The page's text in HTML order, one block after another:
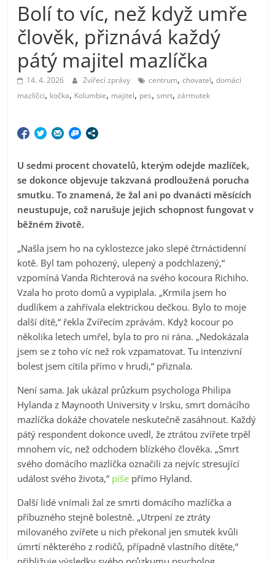
Bolí to víc, než když umře
člověk, přiznává každý
pátý majitel mazlíčka
14. 4. 2026 Zvířecí zprávy centrum,chovatel,domácí
mazlíčci, kočka, Kolumbie, majitel, pes,smrt,zármutek
U sedmi procent chovatelů, kterým odejde mazlíček,
se dokonce objevuje takzvaná prodloužená porucha
smutku. To znamená, že žal ani po dvanácti měsících
neustupuje, což narušuje jejich schopnost fungovat v
běžném životě.
„Našla jsem ho na cyklostezce jako slepé čtrnáctidenní
kotě. Byl tam pohozený, ulepený a podchlazený,“
vzpomíná Vanda Richterová na svého kocoura Richiho.
Vzala ho proto domů a vypiplala. „Krmila jsem ho
dudlíkem a zahřívala elektrickou dečkou. Bylo to moje
další dítě,“ řekla Zvířecím zprávám. Když kocour po
několika letech umřel, byla to pro ni rána. „Nedokázala
jsem se z toho víc než rok vzpamatovat. Tu intenzivní
bolest jsem cítila přímo v hrudi,“ přiznala.
Není sama. Jak ukázal průzkum psychologa Philipa
Hylanda z Maynooth University v Irsku, smrt domácího
mazlíčka dokáže chovatele neskutečně zasáhnout. Každý
pátý respondent dokonce uvedl, že ztrátou zvířete trpěl
mnohem víc, než odchodem blízkého člověka. „Smrt
svého domácího mazlíčka označili za nejvíc stresující
událost svého života,“ píše přímo Hyland.
Další lidé vnímali žal ze smrti domácího mazlíčka a
příbuzného stejně bolestně. „Utrpení ze ztráty
milovaného zvířete u nich překonal jen smutek kvůli
úmrtí některého z rodičů, případně vlastního dítěte,“